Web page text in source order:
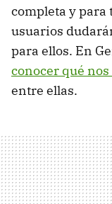
completa y para
usuarios
para ellos. En
conocer qué
entre ellas.